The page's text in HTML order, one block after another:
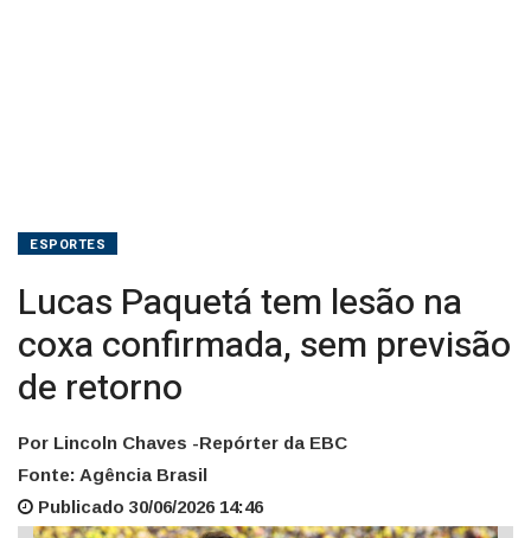
ESPORTES
Lucas Paquetá tem lesão na
coxa confirmada, sem previsão
de retorno
Por Lincoln Chaves -Repórter da EBC
Fonte: Agência Brasil
Publicado 30/06/2026 14:46